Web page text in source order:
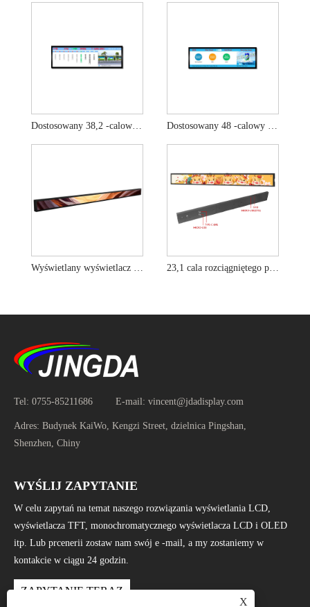
Dostosowany 38,2 -calowy rozciągnięty pasek Dift Digital Outdoor Signage
23,1 cala rozciągniętego paska Wyświetlacz Szeroki ekran reklamowy LCD dla detalicznej
Tel: 0755-85211686 E-mail: vincent@jdadisplay.com
Adres: Budynek KaiWo, Kengzi Street, dzielnica Pingshan,
Shenzhen, Chiny
WYŚLIJ ZAPYTANIE
W celu zapytań na temat naszego rozwiązania wyświetlania LCD,
wyświetlacza TFT, monochromatycznego wyświetlacza LCD i OLED
itp. Lub prcenerii zostaw nam swój e -mail, a my zostaniemy w
kontakcie w ciągu 24 godzin.
ZAPYTANIE TERAZ
X